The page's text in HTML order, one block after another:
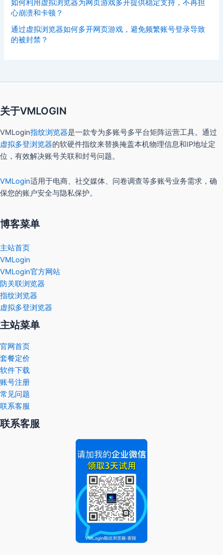
如何利用虚拟浏览器为网页游戏多开提供稳定支持，不再担
心崩溃和卡顿？
通过虚拟浏览器如何多开网页游戏，避免频繁账号登录导致
的被封禁？
关于VMLOGIN
VMLogin指纹浏览器是一款专为多账号多平台矩阵运营工具。通过
虚拟多登浏览器的软硬件指纹来替换掩盖本机物理信息和IP地址定
位，有效解决账号关联和封号问题。
VMLogin适用于电商、社交媒体、问卷调查等多账号业务需求，确
保您的账户安全与隐私保护。
博客菜单
主站首页
VMLogin
VMLogin官方网站
防关联浏览器
指纹浏览器
虚拟多登浏览器
主站菜单
官网首页
套餐定价
软件下载
账号注册
常见问题
联系客服
联系客服